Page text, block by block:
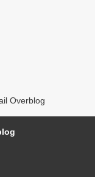
Overblog